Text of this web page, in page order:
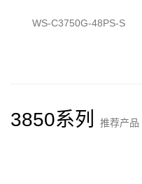
WS-C3750G-48PS-S
3850系列 推荐产品